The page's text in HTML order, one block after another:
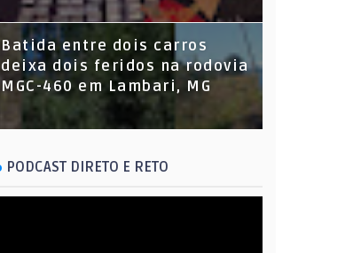
Batida entre dois carros
deixa dois feridos na rodovia
MGC-460 em Lambari, MG
PODCAST DIRETO E RETO